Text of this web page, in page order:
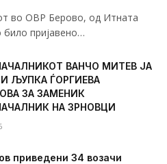
во ОВР Берово, од Итната
пријавено…
ВАНЧО МИТЕВ ЈА
ЉУПКА ЃОРГИЕВА
ЗА ЗАМЕНИК
НА ЗРНОВЦИ
приведени 34 возачи